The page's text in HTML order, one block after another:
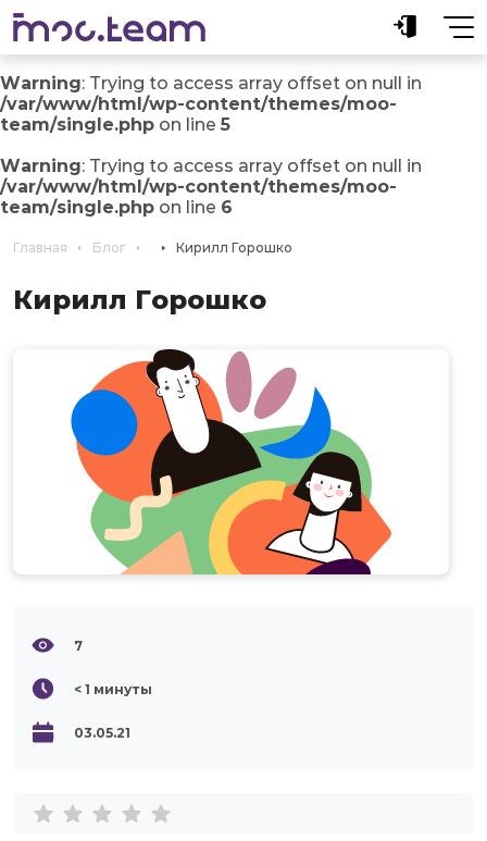
Warning: Trying to access array offset on null in
/var/www/html/wp-content/themes/moo-
team/single.php on line 5
Warning: Trying to access array offset on null in
/var/www/html/wp-content/themes/moo-
team/single.php on line 6
Главная Блог Кирилл Горошко
Кирилл Горошко
7
< 1 минуты
03.05.21